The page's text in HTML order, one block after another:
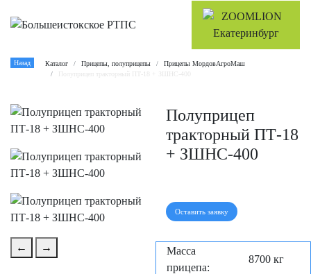
Назад Каталог Прицепы, полуприцепы
Прицепы МордовАгроМаш
Полуприцеп тракторный ПТ-18 + ЗШНС-400
← →
Полуприцеп
тракторный ПТ-18
+ ЗШНС-400
Оставить заявку
Масса
прицепа:
8700 кг